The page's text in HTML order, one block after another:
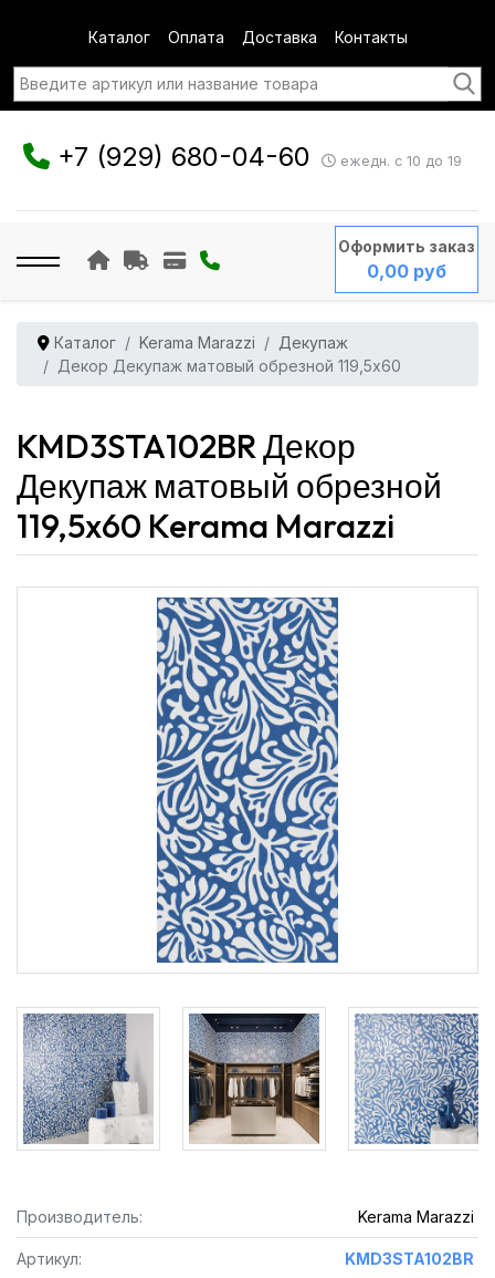
Каталог Оплата Доставка Контакты
+7 (929) 680-04-60 ежедн. с 10 до 19
Оформить заказ
0,00 руб
Каталог Kerama Marazzi
Декупаж
Декор Декупаж матовый обрезной 119,5x60
KMD3STA102BR Декор
Декупаж матовый обрезной
119,5x60 Kerama Marazzi
Производитель: Kerama Marazzi
Артикул: KMD3STA102BR